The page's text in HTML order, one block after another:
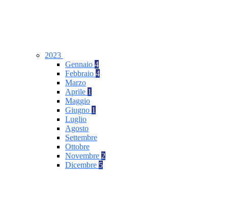
2023
Gennaio 4
Febbraio 4
Marzo
Aprile 1
Maggio
Giugno 1
Luglio
Agosto
Settembre
Ottobre
Novembre 2
Dicembre 5